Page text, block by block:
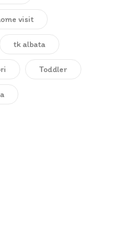
visit
tk albata
Toddler